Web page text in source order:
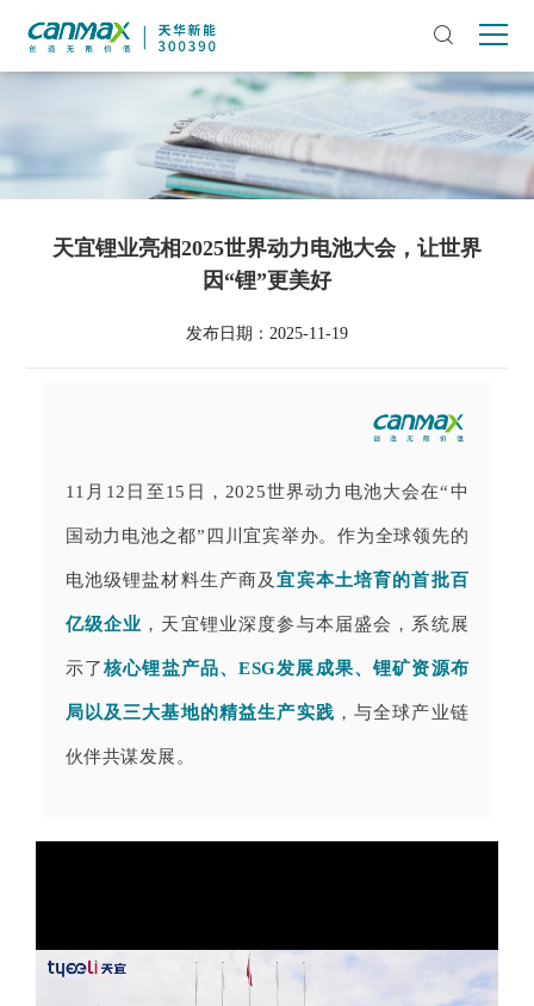
天宜锂业亮相2025世界动力电池大会，让世界
因“锂”更美好
发布日期：2025-11-19
11月12日至15日，2025世界动力电池大会在“中
国动力电池之都”四川宜宾举办。作为全球领先的
电池级锂盐材料生产商及宜宾本土培育的首批百
亿级企业 ，天宜锂业深度参与本届盛会，系统展
示了核心锂盐产品、ESG发展成果、锂矿资源布
局以及三大基地的精益生产实践 ，与全球产业链
伙伴共谋发展。